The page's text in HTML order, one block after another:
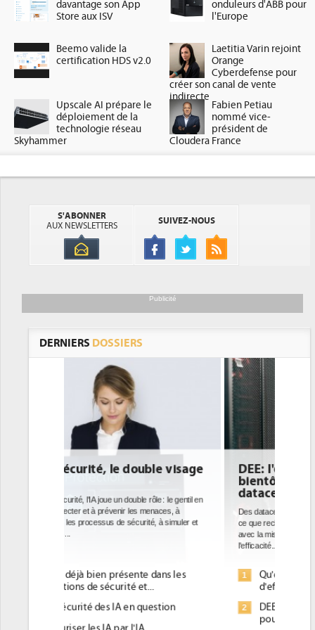
davantage son App
Store aux ISV
onduleurs d'ABB pour
l'Europe
Beemo valide la
certification HDS v2.0
Laetitia Varin rejoint
Orange
Cyberdefense pour
créer son canal de vente
indirecte
Upscale AI prépare le
déploiement de la
technologie réseau
Skyhammer
Fabien Petiau
nommé vice-
président de
Cloudera France
S'ABONNER
AUX NEWSLETTERS
SUIVEZ-NOUS
Publicité
DERNIERS DOSSIERS
DEE: l'efficacité énergétique
bientôt une obligation pour les
datacenters
Des datacenters plus durables et plus efficaces, c'est
ce que recherchent les pouvoirs publics européens
avec la mise en oeuvre de la nouvelle Directive sur
1
Qu'est-ce que la DEE (directive
d'efficacité énergétique) ?
2
DEE, une pression administrative